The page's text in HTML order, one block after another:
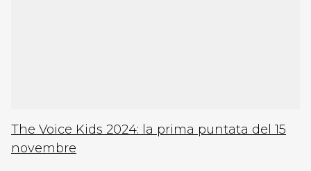
The Voice Kids 2024: la prima puntata del 15
novembre